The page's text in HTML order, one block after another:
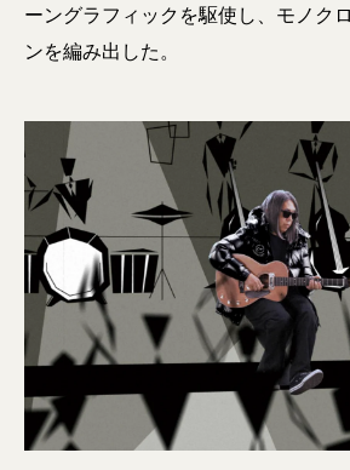
ーングラフィックを駆使し、モノク
ンを編み出した。